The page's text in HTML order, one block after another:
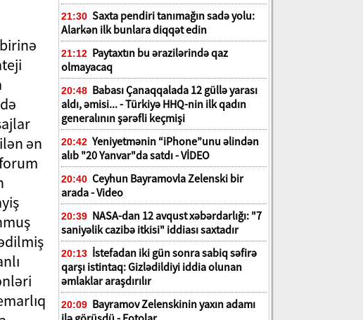
ən
21:30 Saxta pendiri tanımağın sadə yolu:
Alarkən ilk bunlara diqqət edin
21:12 Paytaxtın bu ərazilərində qaz
olmayacaq
20:48 Babası Çanaqqalada 12 güllə yarası
aldı, əmisi... - Türkiyə HHQ-nin ilk qadın
generalının şərəfli keçmişi
20:42 Yeniyetmənin “iPhone”unu əlindən
alıb "20 Yanvar"da satdı - VİDEO
20:40 Ceyhun Bayramovla Zelenski bir
arada - Video
20:39 NASA-dan 12 avqust xəbərdarlığı: "7
saniyəlik cazibə itkisi" iddiası saxtadır
20:13 İstefadan iki gün sonra sabiq səfirə
qarşı istintaq: Gizlədildiyi iddia olunan
əmlaklar araşdırılır
20:09 Bayramov Zelenskinin yaxın adamı